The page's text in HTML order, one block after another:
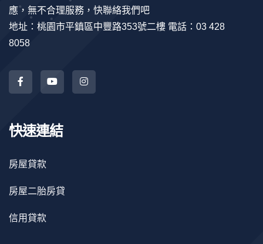
應，無不合理服務，快聯絡我們吧
地址：桃園市平鎮區中豐路353號二樓 電話：03 428
8058
快速連結
房屋貸款
房屋二胎房貸
信用貸款